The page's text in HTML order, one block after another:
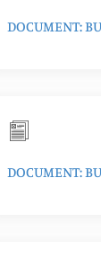
DOCUMENT:
DOCUMENT: